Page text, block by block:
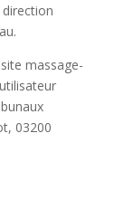
massage-
03200